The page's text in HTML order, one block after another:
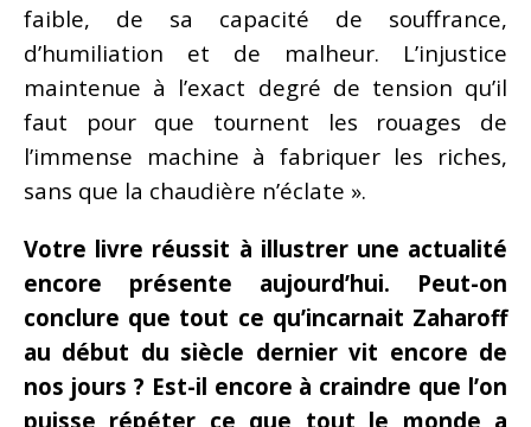
faible, de sa capacité de souffrance,
d’humiliation et de malheur. L’injustice
maintenue à l’exact degré de tension qu’il
faut pour que tournent les rouages de
l’immense machine à fabriquer les riches,
sans que la chaudière n’éclate ».
Votre livre réussit à illustrer une actualité
encore présente aujourd’hui. Peut-on
conclure que tout ce qu’incarnait Zaharoff
au début du siècle dernier vit encore de
nos jours ? Est-il encore à craindre que l’on
puisse répéter ce que tout le monde a